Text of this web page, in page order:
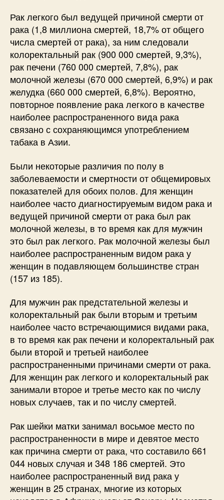
Рак легкого был ведущей причиной смерти от
рака (1,8 миллиона смертей, 18,7% от общего
числа смертей от рака), за ним следовали
колоректальный рак (900 000 смертей, 9,3%),
рак печени (760 000 смертей, 7,8%), рак
молочной железы (670 000 смертей, 6,9%) и рак
желудка (660 000 смертей, 6,8%). Вероятно,
повторное появление рака легкого в качестве
наиболее распространенного вида рака
связано с сохраняющимся употреблением
табака в Азии.
Были некоторые различия по полу в
заболеваемости и смертности от общемировых
показателей для обоих полов. Для женщин
наиболее часто диагностируемым видом рака и
ведущей причиной смерти от рака был рак
молочной железы, в то время как для мужчин
это был рак легкого. Рак молочной железы был
наиболее распространенным видом рака у
женщин в подавляющем большинстве стран
(157 из 185).
Для мужчин рак предстательной железы и
колоректальный рак были вторым и третьим
наиболее часто встречающимися видами рака,
в то время как рак печени и колоректальный рак
были второй и третьей наиболее
распространенными причинами смерти от рака.
Для женщин рак легкого и колоректальный рак
занимали второе и третье место как по числу
новых случаев, так и по числу смертей.
Рак шейки матки занимал восьмое место по
распространенности в мире и девятое место
как причина смерти от рака, что составило 661
044 новых случая и 348 186 смертей. Это
наиболее распространенный вид рака у
женщин в 25 странах, многие из которых